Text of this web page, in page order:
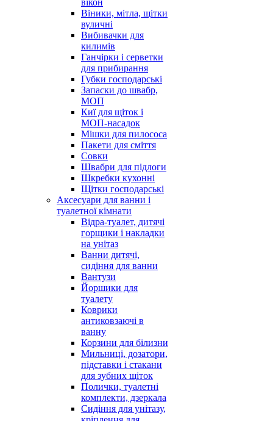
вікон
Віники, мітла, щітки
вуличні
Вибивачки для
килимів
Ганчірки і серветки
для прибирання
Губки господарські
Запаски до швабр,
МОП
Киї для щіток і
МОП-насадок
Мішки для пилососа
Пакети для сміття
Совки
Швабри для підлоги
Шкребки кухонні
Щітки господарські
Аксесуари для ванни і
туалетної кімнати
Відра-туалет, дитячі
горщики і накладки
на унітаз
Ванни дитячі,
сидіння для ванни
Вантузи
Йоршики для
туалету
Коврики
антиковзаючі в
ванну
Корзини для білизни
Мильниці, дозатори,
підставки і стакани
для зубних щіток
Полички, туалетні
комплекти, дзеркала
Сидіння для унітазу,